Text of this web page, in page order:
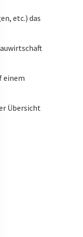
etc.) das
einem
Übersicht